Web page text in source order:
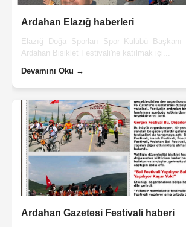
Ardahan Elazığ haberleri
Elazığ Doğa Sporları Spor Kulübü
Ardahan Bisiklet Festivali'ne katılmak içi...
Devamını Oku →
Ardahan Gazetesi Festivali haberi